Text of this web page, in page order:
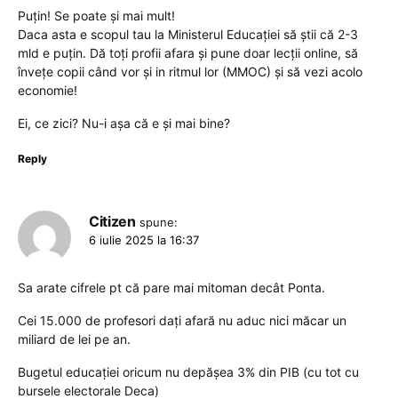
Puțin! Se poate și mai mult!
Daca asta e scopul tau la Ministerul Educației să știi că 2-3
mld e puțin. Dă toți profii afara și pune doar lecții online, să
învețe copii când vor și in ritmul lor (MMOC) și să vezi acolo
economie!
Ei, ce zici? Nu-i așa că e și mai bine?
Reply
Citizen spune:
6 iulie 2025 la 16:37
Sa arate cifrele pt că pare mai mitoman decât Ponta.
Cei 15.000 de profesori dați afară nu aduc nici măcar un
miliard de lei pe an.
Bugetul educației oricum nu depășea 3% din PIB (cu tot cu
bursele electorale Deca)